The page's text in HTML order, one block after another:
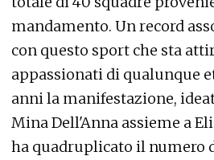
mandamento. Un record
con questo sport che sta
appassionati di qualunque
anni la manifestazione,
Mina Dell'Anna assieme a
ha quadruplicato il numero